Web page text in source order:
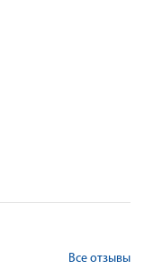
Все отзывы